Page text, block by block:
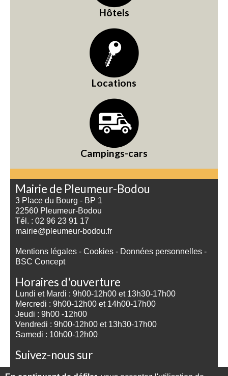
Hôtels
Locations
Campings-cars
Mairie de Pleumeur-Bodou
3 Place du Bourg - BP 1
22560 Pleumeur-Bodou
Tél. : 02 96 23 91 17
mairie@pleumeur-bodou.fr
Mentions légales - Cookies - Données personnelles -
BSC Concept
Horaires d'ouverture
Lundi et Mardi : 9h00-12h00 et 13h30-17h00
Mercredi : 9h00-12h00 et 14h00-17h00
Jeudi : 9h00 -12h00
Vendredi : 9h00-12h00 et 13h30-17h00
Samedi : 10h00-12h00
Suivez-nous sur